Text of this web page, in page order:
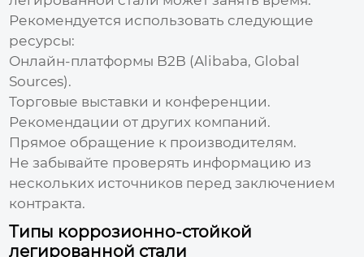
Рекомендуется использовать следующие
ресурсы:
Онлайн-платформы B2B (Alibaba, Global
Sources).
Торговые выставки и конференции.
Рекомендации от других компаний.
Прямое обращение к производителям.
Не забывайте проверять информацию из
нескольких источников перед заключением
контракта.
Типы коррозионно-стойкой
легированной стали